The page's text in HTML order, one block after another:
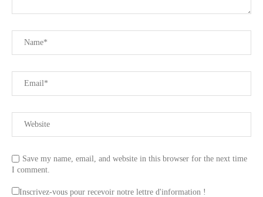
Save my name, email, and website in this browser for the next time
I comment.
Inscrivez-vous pour recevoir notre lettre d'information !